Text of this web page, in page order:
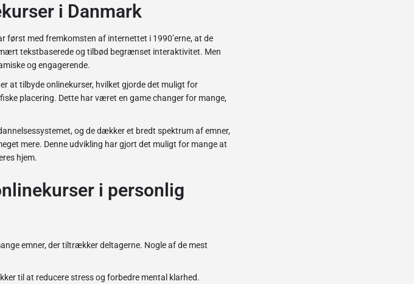
i Danmark
først med fremkomsten af internettet i 1990’erne, at de
tekstbaserede og tilbød begrænset interaktivitet. Men
og engagerende.
at tilbyde onlinekurser, hvilket gjorde det muligt for
placering. Dette har været en game changer for mange,
og de dækker et bredt spektrum af emner,
mere. Denne udvikling har gjort det muligt for mange at
hjem.
i personlig
emner, der tiltrækker deltagerne. Nogle af de mest
til at reducere stress og forbedre mental klarhed.